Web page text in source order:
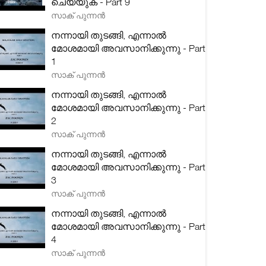
സാക് പുന്നൻ
നന്നായി തുടങ്ങി, എന്നാൽ
മോശമായി അവസാനിക്കുന്നു - Part
1
സാക് പുന്നൻ
നന്നായി തുടങ്ങി, എന്നാൽ
മോശമായി അവസാനിക്കുന്നു - Part
2
സാക് പുന്നൻ
നന്നായി തുടങ്ങി, എന്നാൽ
മോശമായി അവസാനിക്കുന്നു - Part
3
സാക് പുന്നൻ
നന്നായി തുടങ്ങി, എന്നാൽ
മോശമായി അവസാനിക്കുന്നു - Part
4
സാക് പുന്നൻ